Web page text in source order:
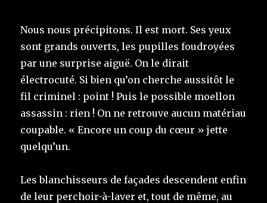
Nous nous précipitons. Il est mort. Ses yeux
sont grands ouverts, les pupilles foudroyées
par une surprise aiguë. On le dirait
électrocuté. Si bien qu’on cherche aussitôt le
fil criminel : point ! Puis le possible moellon
assassin : rien ! On ne retrouve aucun matériau
coupable. « Encore un coup du cœur » jette
quelqu’un.
Les blanchisseurs de façades descendent enfin
de leur perchoir-à-laver et, tout de même, au